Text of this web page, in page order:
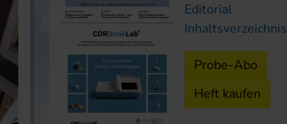
Editorial
Inhaltsverzeichnis
Probe-Abo
Heft kaufen